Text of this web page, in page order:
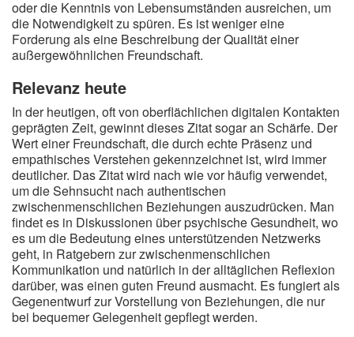
oder die Kenntnis von Lebensumständen ausreichen, um
die Notwendigkeit zu spüren. Es ist weniger eine
Forderung als eine Beschreibung der Qualität einer
außergewöhnlichen Freundschaft.
Relevanz heute
In der heutigen, oft von oberflächlichen digitalen Kontakten
geprägten Zeit, gewinnt dieses Zitat sogar an Schärfe. Der
Wert einer Freundschaft, die durch echte Präsenz und
empathisches Verstehen gekennzeichnet ist, wird immer
deutlicher. Das Zitat wird nach wie vor häufig verwendet,
um die Sehnsucht nach authentischen
zwischenmenschlichen Beziehungen auszudrücken. Man
findet es in Diskussionen über psychische Gesundheit, wo
es um die Bedeutung eines unterstützenden Netzwerks
geht, in Ratgebern zur zwischenmenschlichen
Kommunikation und natürlich in der alltäglichen Reflexion
darüber, was einen guten Freund ausmacht. Es fungiert als
Gegenentwurf zur Vorstellung von Beziehungen, die nur
bei bequemer Gelegenheit gepflegt werden.